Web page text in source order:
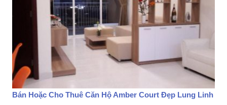
Bán Hoặc Cho Thuê Căn Hộ Amber Court Đẹp Lung Linh